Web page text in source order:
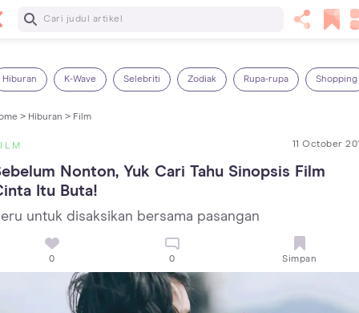
Baca Selanjutnya
Hiburan K-Wave Selebriti Zodiak Rupa-rupa Shopping
> Hiburan > Film
11 October
Nonton, Yuk Cari Tahu Sinopsis Film
Itu Buta!
untuk disaksikan bersama pasangan
0 0 Simpan